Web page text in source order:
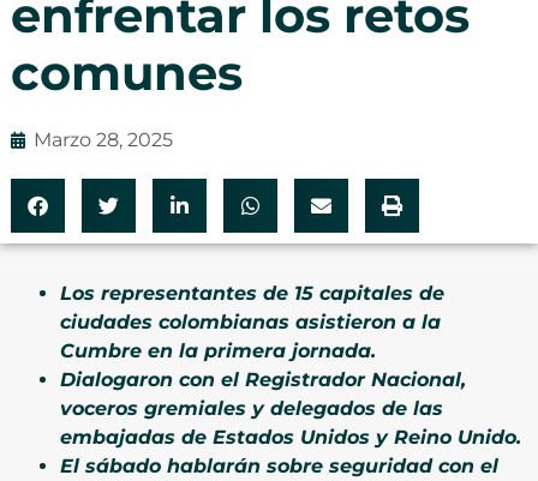
enfrentar los retos
comunes
Marzo 28, 2025
Los representantes de 15 capitales de
ciudades colombianas asistieron a la
Cumbre en la primera jornada.
Dialogaron con el Registrador Nacional,
voceros gremiales y delegados de las
embajadas de Estados Unidos y Reino Unido.
El sábado hablarán sobre seguridad con el